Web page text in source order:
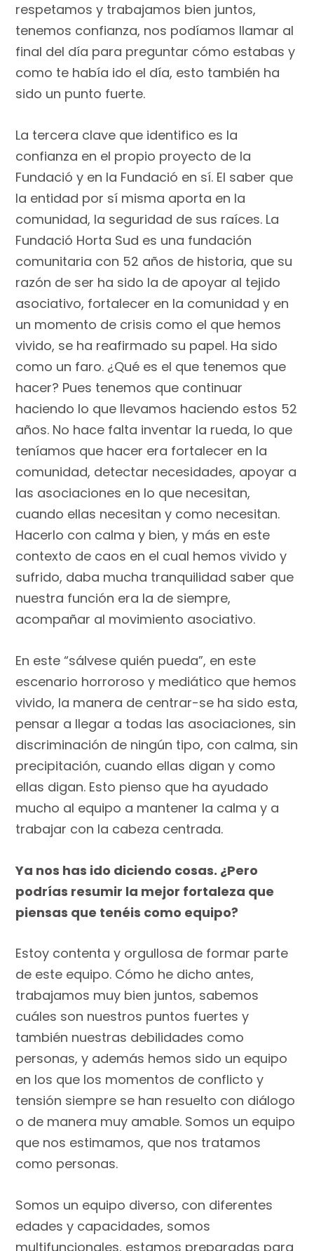
respetamos y trabajamos bien juntos,
tenemos confianza, nos podíamos llamar al
final del día para preguntar cómo estabas y
como te había ido el día, esto también ha
sido un punto fuerte.
La tercera clave que identifico es la
confianza en el propio proyecto de la
Fundació y en la Fundació en sí. El saber que
la entidad por sí misma aporta en la
comunidad, la seguridad de sus raíces. La
Fundació Horta Sud es una fundación
comunitaria con 52 años de historia, que su
razón de ser ha sido la de apoyar al tejido
asociativo, fortalecer en la comunidad y en
un momento de crisis como el que hemos
vivido, se ha reafirmado su papel. Ha sido
como un faro. ¿Qué es el que tenemos que
hacer? Pues tenemos que continuar
haciendo lo que llevamos haciendo estos 52
años. No hace falta inventar la rueda, lo que
teníamos que hacer era fortalecer en la
comunidad, detectar necesidades, apoyar a
las asociaciones en lo que necesitan,
cuando ellas necesitan y como necesitan.
Hacerlo con calma y bien, y más en este
contexto de caos en el cual hemos vivido y
sufrido, daba mucha tranquilidad saber que
nuestra función era la de siempre,
acompañar al movimiento asociativo.
En este “sálvese quién pueda”, en este
escenario horroroso y mediático que hemos
vivido, la manera de centrar-se ha sido esta,
pensar a llegar a todas las asociaciones, sin
discriminación de ningún tipo, con calma, sin
precipitación, cuando ellas digan y como
ellas digan. Esto pienso que ha ayudado
mucho al equipo a mantener la calma y a
trabajar con la cabeza centrada.
Ya nos has ido diciendo cosas. ¿Pero
podrías resumir la mejor fortaleza que
piensas que tenéis como equipo?
Estoy contenta y orgullosa de formar parte
de este equipo. Cómo he dicho antes,
trabajamos muy bien juntos, sabemos
cuáles son nuestros puntos fuertes y
también nuestras debilidades como
personas, y además hemos sido un equipo
en los que los momentos de conflicto y
tensión siempre se han resuelto con diálogo
o de manera muy amable. Somos un equipo
que nos estimamos, que nos tratamos
como personas.
Somos un equipo diverso, con diferentes
edades y capacidades, somos
multifuncionales, estamos preparadas para